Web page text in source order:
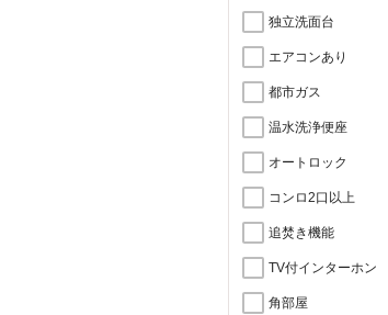
独立洗面台
エアコンあり
都市ガス
温水洗浄便座
オートロック
コンロ2口以上
追焚き機能
TV付インターホン
角部屋